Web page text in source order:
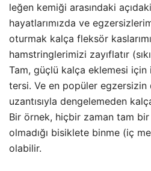
leğen kemiği arasındaki
hayatlarımızda ve
oturmak kalça fleksör
hamstringlerimizi zayıflatır
Tam, güçlü kalça eklemesi için
tersi. Ve en popüler egzersizin
uzantısıyla dengelemeden
Bir örnek, hiçbir zaman tam bir
olmadığı bisiklete binme (iç
olabilir.